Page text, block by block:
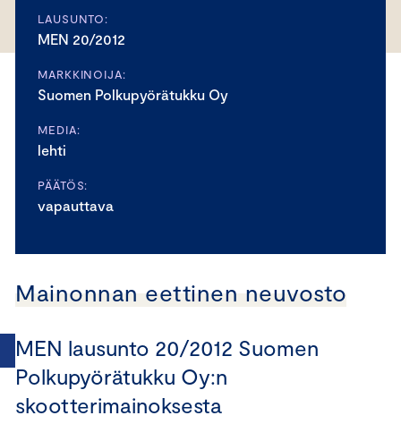
LAUSUNTO:
MEN 20/2012
MARKKINOIJA:
Suomen Polkupyörätukku Oy
MEDIA:
lehti
PÄÄTÖS:
vapauttava
Mainonnan eettinen neuvosto
MEN lausunto 20/2012 Suomen
Polkupyörätukku Oy:n
skootterimainoksesta